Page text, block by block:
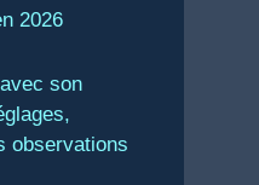
2026
son
observations